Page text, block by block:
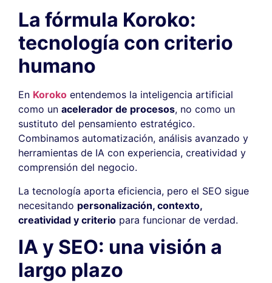
La fórmula Koroko:
tecnología con criterio
humano
En Koroko entendemos la inteligencia artificial
como un acelerador de procesos, no como un
sustituto del pensamiento estratégico.
Combinamos automatización, análisis avanzado y
herramientas de IA con experiencia, creatividad y
comprensión del negocio.
La tecnología aporta eficiencia, pero el SEO sigue
necesitando personalización, contexto,
creatividad y criterio para funcionar de verdad.
IA y SEO: una visión a
largo plazo